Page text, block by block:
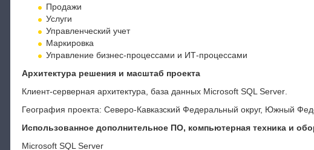
Продажи
Услуги
Управленческий учет
Маркировка
Управление бизнес-процессами и ИТ-процессами
Архитектура решения и масштаб проекта
Клиент-серверная архитектура, база данных Microsoft SQL Server.
География проекта: Северо-Кавказский Федеральный округ, Южный
Использованное дополнительное ПО, компьютерная техника и
Microsoft SQL Server